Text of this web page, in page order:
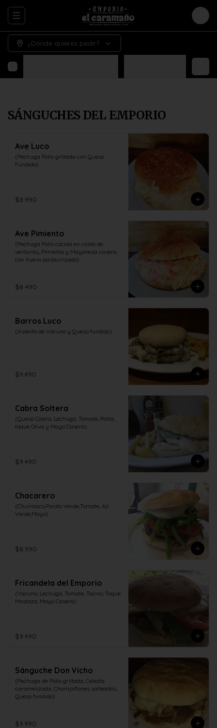
Abrir menu de navegación Login
¿Dónde quieres pedir?
SÁNGUCHES DEL EMPORIO
Ave Luco
(Pechuga Pollo grillada con Queso
Fundido)
$8.990
Ave Pimiento
(Pechuga Pollo cocida en caldo de
verduras, Pimiento y Mayonesa casera
con huevo pasteurizado)
$8.490
Barros Luco
(Asiento de Vacuno y Queso fundido)
$9.490
Cabra Soltera
(Queso Cabra, Lechuga, Tomate, Palta,
toque Oliva y Mayo Casera)
$9.490
Chacarero
(Churrasco,Poroto Verde,Tomate, Ají
Verde,Mayo)
$8.990
Fricandela del Emporio
(Vacuno, Lechuga, Tomate, Tocino, Toque
Mostaza, Mayo Casera)
$9.490
Sánguche Don Vicho
(Pechuga de Pollo grillada, Cebolla
caramelizada, Champiñones salteados,
Queso fundido)
$9.990